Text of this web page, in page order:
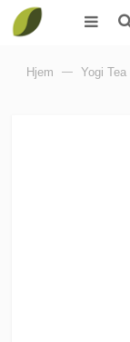
Hjem — Yogi